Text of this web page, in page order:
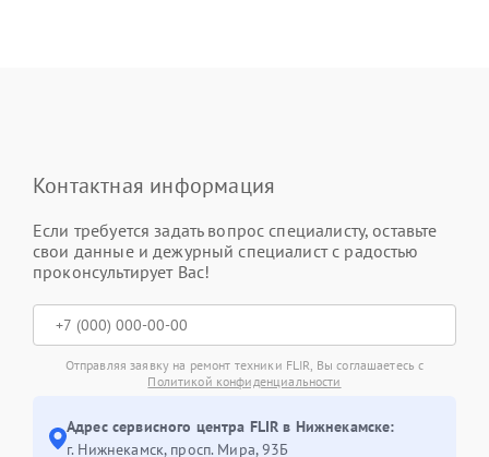
Контактная информация
Если требуется задать вопрос специалисту, оставьте
свои данные и дежурный специалист с радостью
проконсультирует Вас!
Отправляя заявку на ремонт техники FLIR, Вы соглашаетесь с
Политикой конфиденциальности
Адрес сервисного центра FLIR в Нижнекамске:
г. Нижнекамск, просп. Мира, 93Б